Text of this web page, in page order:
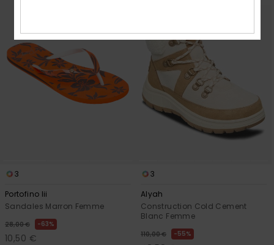
3
Portofino Iii
Sandales Marron Femme
28,00 € 63%
10,50 €
3
Alyah
Construction Cold Cement
Blanc Femme
110,00 € 55%